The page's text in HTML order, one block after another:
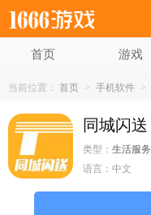
首页 游戏
当前位置： 首页 > 手机软件 >
同城闪送
类型： 生活服务
语言： 中文